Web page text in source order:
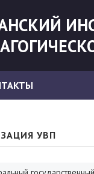
УВП